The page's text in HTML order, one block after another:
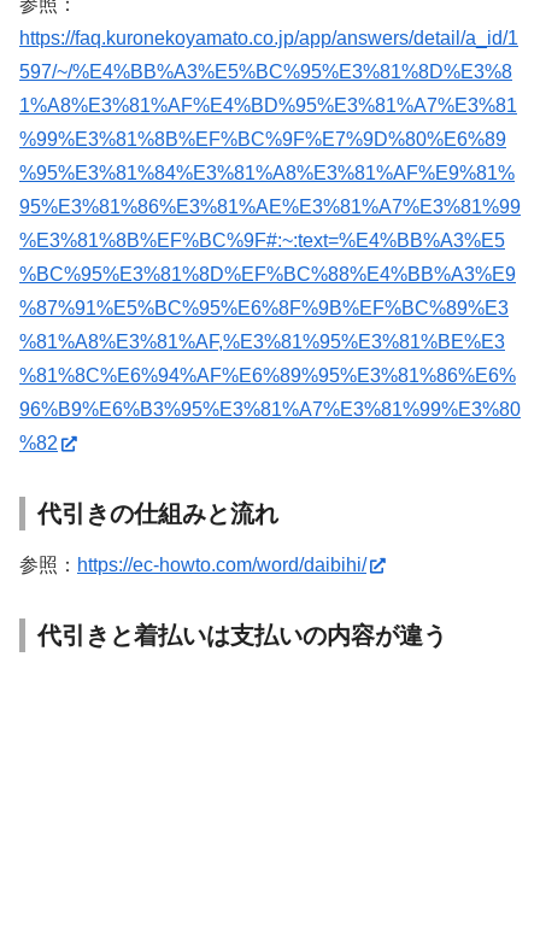
参照：
https://faq.kuronekoyamato.co.jp/app/answers/detail/a_id/1
597/~/%E4%BB%A3%E5%BC%95%E3%81%8D%E3%8
1%A8%E3%81%AF%E4%BD%95%E3%81%A7%E3%81
%99%E3%81%8B%EF%BC%9F%E7%9D%80%E6%89
%95%E3%81%84%E3%81%A8%E3%81%AF%E9%81%
95%E3%81%86%E3%81%AE%E3%81%A7%E3%81%99
%E3%81%8B%EF%BC%9F#:~:text=%E4%BB%A3%E5
%BC%95%E3%81%8D%EF%BC%88%E4%BB%A3%E9
%87%91%E5%BC%95%E6%8F%9B%EF%BC%89%E3
%81%A8%E3%81%AF,%E3%81%95%E3%81%BE%E3
%81%8C%E6%94%AF%E6%89%95%E3%81%86%E6%
96%B9%E6%B3%95%E3%81%A7%E3%81%99%E3%80
%82
代引きの仕組みと流れ
参照： https://ec-howto.com/word/daibihi/
代引きと着払いは支払いの内容が違う